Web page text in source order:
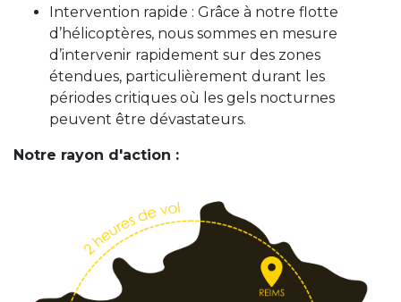
Intervention rapide : Grâce à notre flotte
d’hélicoptères, nous sommes en mesure
d’intervenir rapidement sur des zones
étendues, particulièrement durant les
périodes critiques où les gels nocturnes
peuvent être dévastateurs.
Notre rayon d'action :